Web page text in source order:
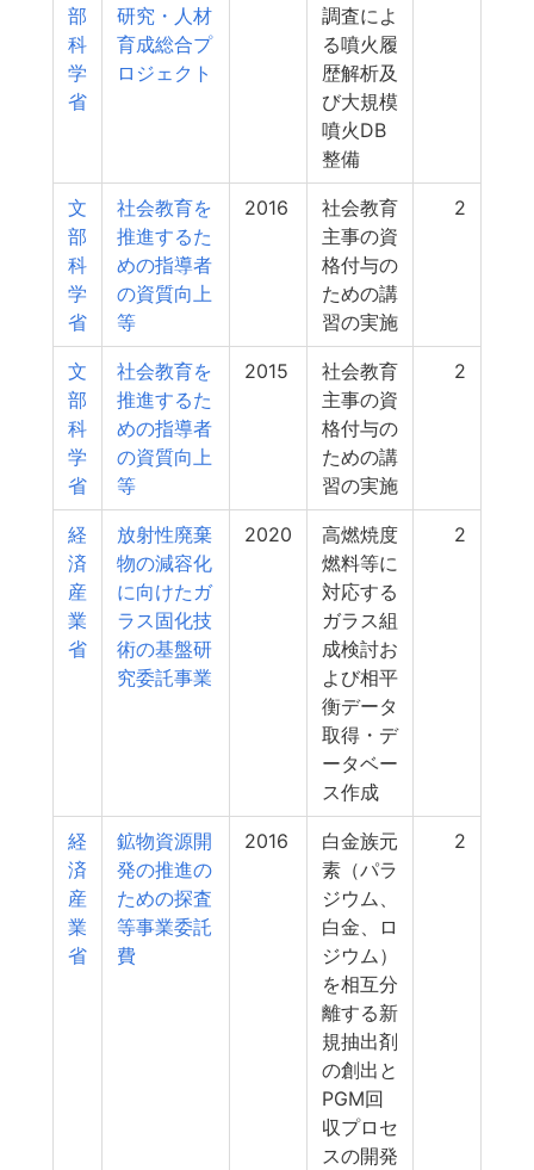
部
科
学
省
研究・人材
育成総合プ
ロジェクト
調査によ
る噴火履
歴解析及
び大規模
噴火DB
整備
文
部
科
学
省
社会教育を
推進するた
めの指導者
の資質向上
等
2016
社会教育
主事の資
格付与の
ための講
習の実施
2
文
部
科
学
省
社会教育を
推進するた
めの指導者
の資質向上
等
2015
社会教育
主事の資
格付与の
ための講
習の実施
2
経
済
産
業
省
放射性廃棄
物の減容化
に向けたガ
ラス固化技
術の基盤研
究委託事業
2020
高燃焼度
燃料等に
対応する
ガラス組
成検討お
よび相平
衡データ
取得・デ
ータベー
ス作成
2
経
済
産
業
省
鉱物資源開
発の推進の
ための探査
等事業委託
費
2016
白金族元
素（パラ
ジウム、
白金、ロ
ジウム）
を相互分
離する新
規抽出剤
の創出と
PGM回
収プロセ
スの開発
2